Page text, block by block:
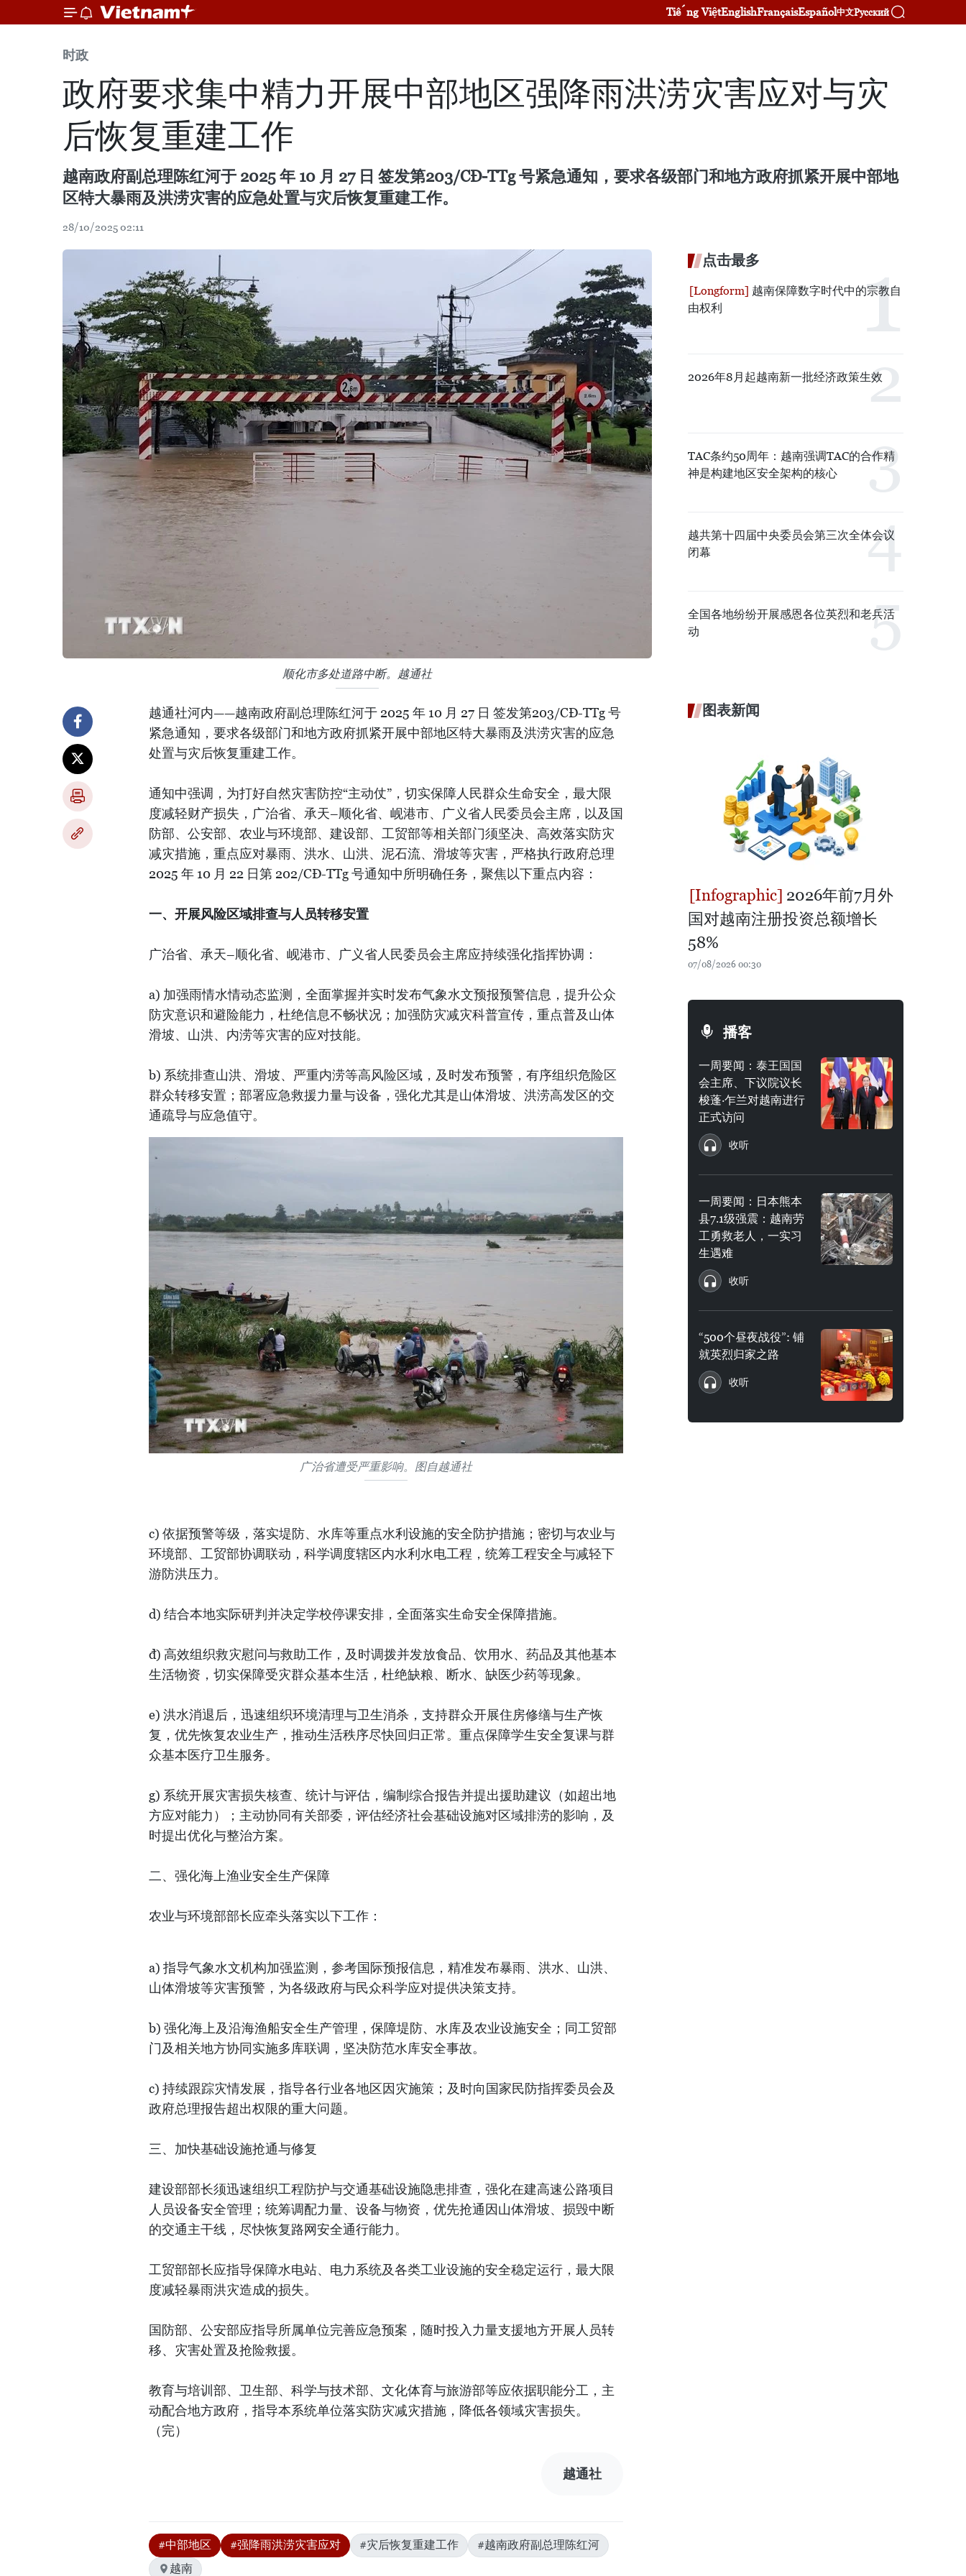
Tiếng ViệtEnglishFrançaisEspañol中文Русский
时政
政府要求集中精力开展中部地区强降雨洪涝灾害应对与灾
后恢复重建工作
越南政府副总理陈红河于 2025 年 10 月 27 日 签发第203/CĐ-TTg 号紧急通知，要求各级部门和地方政府抓紧开展中部地
区特大暴雨及洪涝灾害的应急处置与灾后恢复重建工作。
28/10/2025 02:11
顺化市多处道路中断。越通社
越通社河内——越南政府副总理陈红河于 2025 年 10 月 27 日 签发第203/CĐ-TTg 号
紧急通知，要求各级部门和地方政府抓紧开展中部地区特大暴雨及洪涝灾害的应急
处置与灾后恢复重建工作。
通知中强调，为打好自然灾害防控“主动仗”，切实保障人民群众生命安全，最大限
度减轻财产损失，广治省、承天–顺化省、岘港市、广义省人民委员会主席，以及国
防部、公安部、农业与环境部、建设部、工贸部等相关部门须坚决、高效落实防灾
减灾措施，重点应对暴雨、洪水、山洪、泥石流、滑坡等灾害，严格执行政府总理
2025 年 10 月 22 日第 202/CĐ-TTg 号通知中所明确任务，聚焦以下重点内容：
一、开展风险区域排查与人员转移安置
广治省、承天–顺化省、岘港市、广义省人民委员会主席应持续强化指挥协调：
a) 加强雨情水情动态监测，全面掌握并实时发布气象水文预报预警信息，提升公众
防灾意识和避险能力，杜绝信息不畅状况；加强防灾减灾科普宣传，重点普及山体
滑坡、山洪、内涝等灾害的应对技能。
b) 系统排查山洪、滑坡、严重内涝等高风险区域，及时发布预警，有序组织危险区
群众转移安置；部署应急救援力量与设备，强化尤其是山体滑坡、洪涝高发区的交
通疏导与应急值守。
广治省遭受严重影响。图自越通社
c) 依据预警等级，落实堤防、水库等重点水利设施的安全防护措施；密切与农业与
环境部、工贸部协调联动，科学调度辖区内水利水电工程，统筹工程安全与减轻下
游防洪压力。
d) 结合本地实际研判并决定学校停课安排，全面落实生命安全保障措施。
đ) 高效组织救灾慰问与救助工作，及时调拨并发放食品、饮用水、药品及其他基本
生活物资，切实保障受灾群众基本生活，杜绝缺粮、断水、缺医少药等现象。
e) 洪水消退后，迅速组织环境清理与卫生消杀，支持群众开展住房修缮与生产恢
复，优先恢复农业生产，推动生活秩序尽快回归正常。重点保障学生安全复课与群
众基本医疗卫生服务。
g) 系统开展灾害损失核查、统计与评估，编制综合报告并提出援助建议（如超出地
方应对能力）；主动协同有关部委，评估经济社会基础设施对区域排涝的影响，及
时提出优化与整治方案。
二、强化海上渔业安全生产保障
农业与环境部部长应牵头落实以下工作：
a) 指导气象水文机构加强监测，参考国际预报信息，精准发布暴雨、洪水、山洪、
山体滑坡等灾害预警，为各级政府与民众科学应对提供决策支持。
b) 强化海上及沿海渔船安全生产管理，保障堤防、水库及农业设施安全；同工贸部
门及相关地方协同实施多库联调，坚决防范水库安全事故。
c) 持续跟踪灾情发展，指导各行业各地区因灾施策；及时向国家民防指挥委员会及
政府总理报告超出权限的重大问题。
三、加快基础设施抢通与修复
建设部部长须迅速组织工程防护与交通基础设施隐患排查，强化在建高速公路项目
人员设备安全管理；统筹调配力量、设备与物资，优先抢通因山体滑坡、损毁中断
的交通主干线，尽快恢复路网安全通行能力。
工贸部部长应指导保障水电站、电力系统及各类工业设施的安全稳定运行，最大限
度减轻暴雨洪灾造成的损失。
国防部、公安部应指导所属单位完善应急预案，随时投入力量支援地方开展人员转
移、灾害处置及抢险救援。
教育与培训部、卫生部、科学与技术部、文化体育与旅游部等应依据职能分工，主
动配合地方政府，指导本系统单位落实防灾减灾措施，降低各领域灾害损失。
（完）
越通社
#中部地区 #强降雨洪涝灾害应对 #灾后恢复重建工作
#越南政府副总理陈红河
越南
点击最多
越南保障数字时代中的宗教自
由权利
2026年8月起越南新一批经济政策生效
TAC条约50周年：越南强调TAC的合作精
神是构建地区安全架构的核心
越共第十四届中央委员会第三次全体会议
闭幕
全国各地纷纷开展感恩各位英烈和老兵活
动
图表新闻
2026年前7月外
国对越南注册投资总额增长
58%
07/08/2026 00:30
播客
一周要闻：泰王国国
会主席、下议院议长
梭蓬·乍兰对越南进行
正式访问
收听
一周要闻：日本熊本
县7.1级强震：越南劳
工勇救老人，一实习
生遇难
收听
“500个昼夜战役”: 铺
就英烈归家之路
收听